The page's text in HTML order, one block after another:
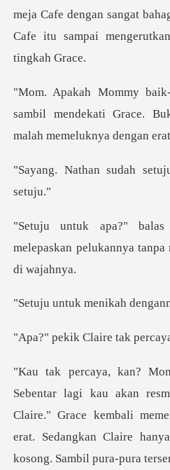
meja Cafe dengan sangat baha
sambil mendekati Grace.
ah
melepaskan pelukannya tanp
menikah dengan
ik Claire
Claire." Grace kembali
erat. Se